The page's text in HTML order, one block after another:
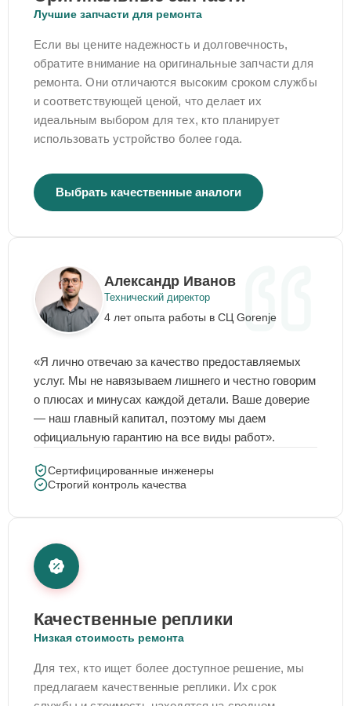
Лучшие запчасти для ремонта
Если вы цените надежность и долговечность,
обратите внимание на оригинальные запчасти для
ремонта. Они отличаются высоким сроком службы
и соответствующей ценой, что делает их
идеальным выбором для тех, кто планирует
использовать устройство более года.
Выбрать качественные аналоги
Александр Иванов
Технический директор
4 лет опыта работы в СЦ Gorenje
«Я лично отвечаю за качество предоставляемых
услуг. Мы не навязываем лишнего и честно говорим
о плюсах и минусах каждой детали. Ваше доверие
— наш главный капитал, поэтому мы даем
официальную гарантию на все виды работ».
Сертифицированные инженеры
Строгий контроль качества
Качественные реплики
Низкая стоимость ремонта
Для тех, кто ищет более доступное решение, мы
предлагаем качественные реплики. Их срок